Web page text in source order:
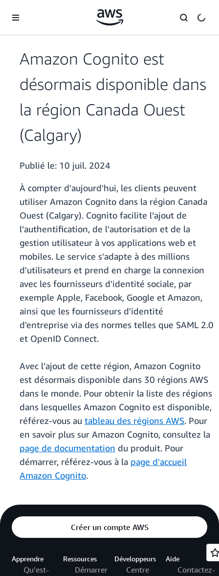
Amazon Cognito est
désormais disponible dans
la région Canada Ouest
(Calgary)
Publié le: 10 juil. 2024
À compter d'aujourd'hui, les clients peuvent
utiliser Amazon Cognito dans la région Canada
Ouest (Calgary). Cognito facilite l’ajout de
l’authentification, de l’autorisation et de la
gestion utilisateur à vos applications web et
mobiles. Le service s'adapte à des millions
d'utilisateurs et prend en charge la connexion
avec les fournisseurs d'identité sociale, par
exemple Apple, Facebook, Google et Amazon,
ainsi que les fournisseurs d'identité
d'entreprise via des normes telles que SAML 2.0
et OpenID Connect.
Avec l’ajout de cette région, Amazon Cognito
est désormais disponible dans 30 régions AWS
dans le monde. Pour obtenir la liste des régions
dans lesquelles Amazon Cognito est disponible,
référez-vous au tableau des régions AWS. Pour
en savoir plus sur Amazon Cognito, consultez la
page de documentation du produit. Pour
démarrer, référez-vous à la page d'accueil
Amazon Cognito.
Créer un compte AWS
Apprendre
Qu’est-
Ressources
Démarrer
Développeurs
Centre
Aide
Contactez-